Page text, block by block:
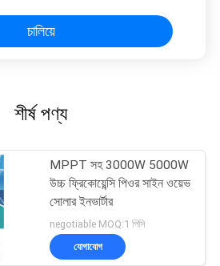
চালিয়ে
শীর্ষ পণ্য
MPPT সহ 3000W 5000W
উচ্চ ফ্রিকোয়েন্সি পিওর সাইন ওয়েভ
সোলার ইনভার্টার
negotiable MOQ:1 পিসি
যোগাযোগ